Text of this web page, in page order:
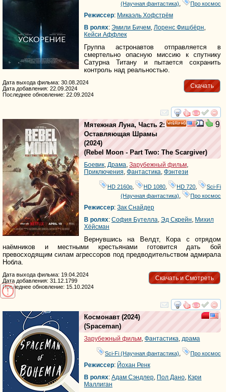
(Научная фантастика)
Про космос
Режиссер: Микаэль Хофстрём
В ролях: Эмили Бичем, Лоренс Фишбёрн,
Кейси Аффлек
Группа астронавтов отправляется в
смертельно опасную миссию к спутнику
Сатурна Титану и пытается сохранить
контроль над реальностью.
Скачать
Дата выхода фильма: 30.08.2024
Дата добавления: 22.09.2024
Последнее обновление: 22.09.2024
смотреть
9
Мятежная Луна, Часть 2:
Оставляющая Шрамы
(2024)
(Rebel Moon - Part Two: The Scargiver)
Боевик, Драма, Зарубежный фильм,
Приключения, Фантастика, Фэнтези
HD 2160р HD 1080 HD 720
Sci-Fi
(Научная фантастика)
Про космос
Режиссер: Зак Снайдер
В ролях: София Бутелла, Эд Скрейн, Михил
Хёйсман
Вернувшись на Велдт, Кора с отрядом
наёмников и местными крестьянами готовится дать бой
превосходящим силам агрессоров под предводительством адмирала
Нобла.
Скачать и Смотреть
Дата выхода фильма: 19.04.2024
Дата добавления: 31.12.1799
Последнее обновление: 15.10.2024
смотреть
Космонавт (2024)
(Spaceman)
Зарубежный фильм Фантастика драма
Sci-Fi (Научная фантастика) Про космос
Режиссер: Йохан Ренк
В ролях: Адам Сэндлер Пол Дано Кэри
Маллиган